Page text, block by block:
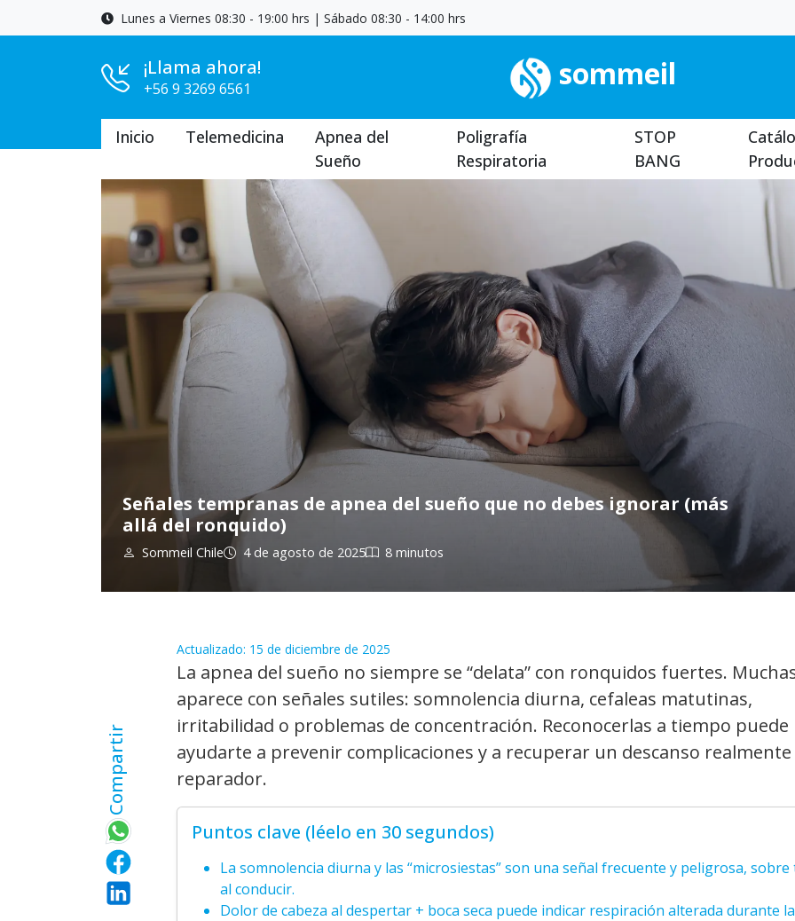
Lunes a Viernes 08:30 - 19:00 hrs | Sábado 08:30 - 14:00 hrs
¡Llama ahora!
+56 9 3269 6561 sommeil
Inicio Telemedicina
Apnea del
Sueño
Poligrafía
Respiratoria
STOP
BANG
Señales tempranas de apnea del sueño que no debes ignorar (más
allá del ronquido)
Sommeil Chile 4 de agosto de 2025 8 minutos
Compartir
Actualizado: 15 de diciembre de 2025
La apnea del sueño no siempre se “delata” con ronquidos fuertes.
aparece con señales sutiles: somnolencia diurna, cefaleas matutinas,
irritabilidad o problemas de concentración. Reconocerlas a tiempo puede
ayudarte a prevenir complicaciones y a recuperar un descanso realmente
reparador.
Puntos clave (léelo en 30 segundos)
La somnolencia diurna y las “microsiestas” son una señal frecuente y peligrosa,
al conducir.
Dolor de cabeza al despertar + boca seca puede indicar respiración alterada durante la